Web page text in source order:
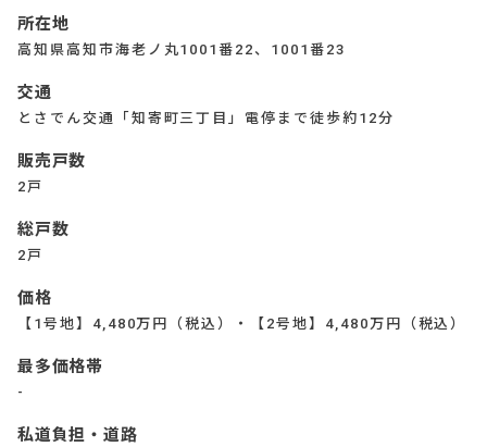
所在地
高知県高知市海老ノ丸1001番22、1001番23
交通
とさでん交通「知寄町三丁目」電停まで徒歩約12分
販売戸数
2戸
総戸数
2戸
価格
【1号地】4,480万円（税込）・【2号地】4,480万円（税込）
最多価格帯
-
私道負担・道路